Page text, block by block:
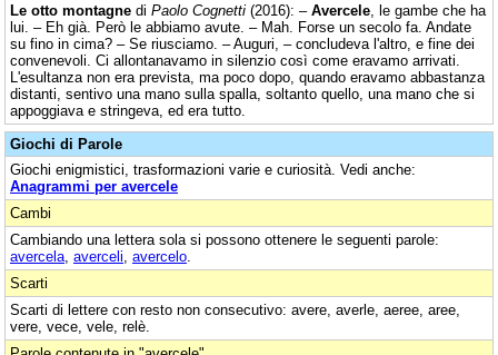
Le otto montagne di Paolo Cognetti (2016): – Avercele , le gambe che ha
lui. – Eh già. Però le abbiamo avute. – Mah. Forse un secolo fa. Andate
su fino in cima? – Se riusciamo. – Auguri, – concludeva l'altro, e fine dei
convenevoli. Ci allontanavamo in silenzio così come eravamo arrivati.
L'esultanza non era prevista, ma poco dopo, quando eravamo abbastanza
distanti, sentivo una mano sulla spalla, soltanto quello, una mano che si
appoggiava e stringeva, ed era tutto.
Giochi di Parole
Giochi enigmistici, trasformazioni varie e curiosità. Vedi anche:
Anagrammi per avercele
Cambi
Cambiando una lettera sola si possono ottenere le seguenti parole:
avercela averceli avercelo
Scarti
Scarti di lettere con resto non consecutivo: avere, averle, aeree, aree,
vere, vece, vele, relè.